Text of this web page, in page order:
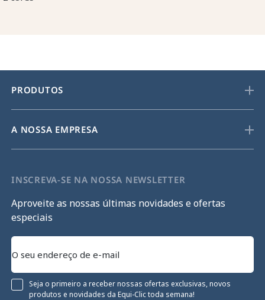
PRODUTOS
A NOSSA EMPRESA
INSCREVA-SE NA NOSSA NEWSLETTER
Aproveite as nossas últimas novidades e ofertas
especiais
Seja o primeiro a receber nossas ofertas exclusivas, novos
produtos e novidades da Equi-Clic toda semana!